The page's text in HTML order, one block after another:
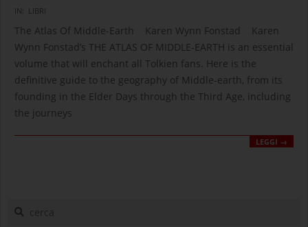
2025-
07-
06
IN: LIBRI
The Atlas Of Middle-Earth Karen Wynn Fonstad Karen
Wynn Fonstad’s THE ATLAS OF MIDDLE-EARTH is an essential
volume that will enchant all Tolkien fans. Here is the
definitive guide to the geography of Middle-earth, from its
founding in the Elder Days through the Third Age, including
the journeys
LEGGI →
cerca